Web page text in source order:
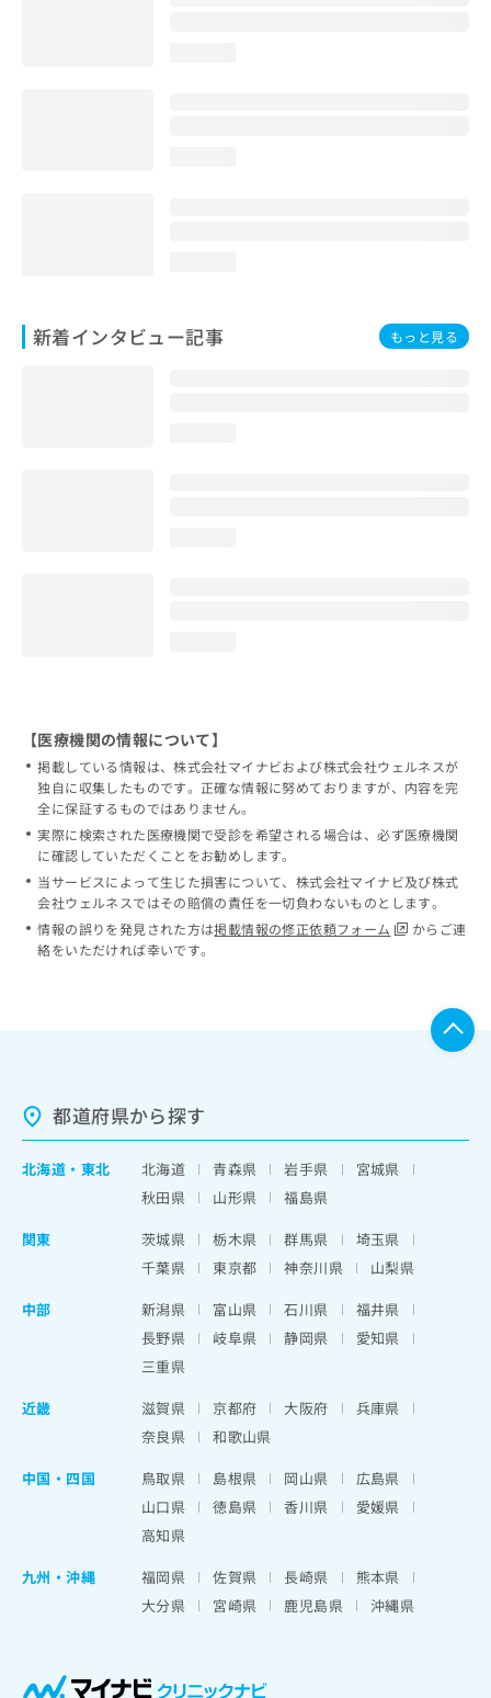
新着インタビュー記事 もっと見る
【医療機関の情報について】
掲載している情報は、株式会社マイナビおよび株式会社ウェルネスが
独自に収集したものです。正確な情報に努めておりますが、内容を完
全に保証するものではありません。
実際に検索された医療機関で受診を希望される場合は、必ず医療機関
に確認していただくことをお勧めします。
当サービスによって生じた損害について、株式会社マイナビ及び株式
会社ウェルネスではその賠償の責任を一切負わないものとします。
情報の誤りを発見された方は掲載情報の修正依頼フォーム
からご連
絡をいただければ幸いです。
都道府県から探す
北海道 ・ 東北 北海道 青森県 岩手県
宮城県
秋田県
山形県
福島県
関東
茨城県 栃木県 群馬県
埼玉県
千葉県
東京都 神奈川県
山梨県
中部
新潟県 富山県 石川県
福井県
長野県
岐阜県 静岡県
愛知県
三重県
近畿
滋賀県 京都府 大阪府
兵庫県
奈良県
和歌山県
中国・四国
鳥取県 島根県 岡山県
広島県
山口県
徳島県 香川県
愛媛県
高知県
九州・沖縄
福岡県 佐賀県 長崎県
熊本県
大分県
宮崎県 鹿児島県 沖縄県